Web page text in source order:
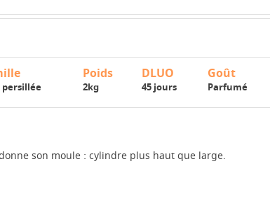
persillée
Poids
2kg
DLUO
45 jours
Goût
Parfumé
son moule : cylindre plus haut que large.